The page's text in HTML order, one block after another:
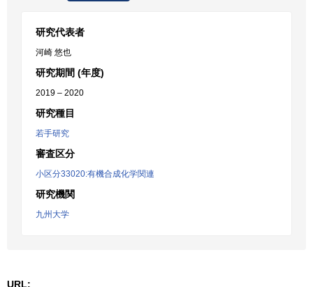
研究代表者
河崎 悠也
研究期間 (年度)
2019 – 2020
研究種目
若手研究
審査区分
小区分33020:有機合成化学関連
研究機関
九州大学
URL: